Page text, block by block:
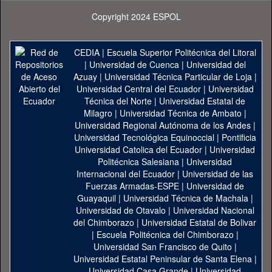
Copyright 2024 ESPOL
CEDIA| Escuela Superior Politécnica del Litoral
| Universidad de Cuenca| Universidad del
Azuay| Universidad Técnica Particular de Loja|
Universidad Central del Ecuador| Universidad
Técnica del Norte | Universidad Estatal de
Milagro | Universidad Técnica de Ambato |
Universidad Regional Autónoma de los Andes|
Universidad Tecnológica Equinoccial| Pontificia
Universidad Catolica del Ecuador | Universidad
Politécnica Salesiana | Universidad
Internacional del Ecuador | Universidad de las
Fuerzas Armadas-ESPE | Universidad de
Guayaquil| Universidad Técnica de Machala|
Universidad de Otavalo | Universidad Nacional
del Chimborazo | Universidad Estatal de Bolivar
| Escuela Politécnica del Chimborazo |
Universidad San Francisco de Quito |
Universidad Estatal Peninsular de Santa Elena|